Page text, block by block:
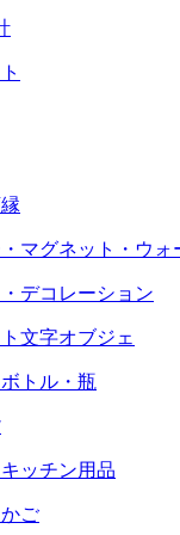
マグネット・ウォ
デコレーション
文字オブジェ
トル・瓶
ッチン用品
ご